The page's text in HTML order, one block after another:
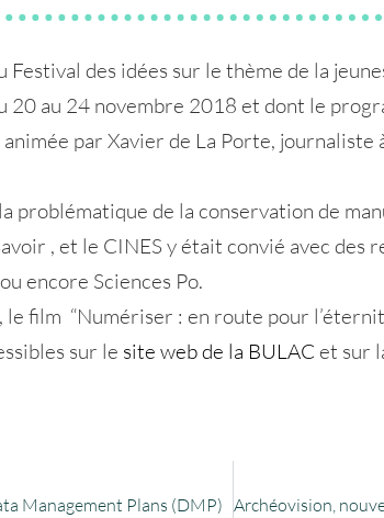
Festival des idées sur le thème de la
20 au 24 novembre 2018 et dont le
par Xavier de La Porte, journaliste
problématique de la conservation de
, et le CINES y était convié avec des
encore Sciences Po.
film “Numériser : en route pour
sur le site web de la BULAC et sur
Management Plans (DMP)